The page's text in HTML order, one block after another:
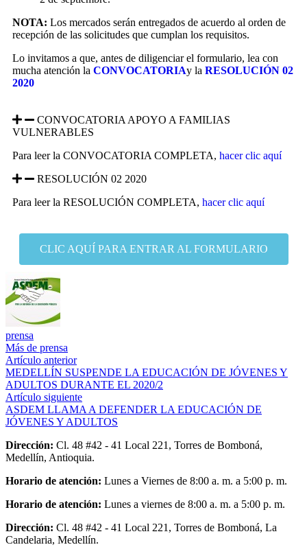
NOTA: Los mercados serán entregados de acuerdo al orden de
recepción de las solicitudes que cumplan los requisitos.
Lo invitamos a que, antes de diligenciar el formulario, lea con
mucha atención la CONVOCATORIAy la RESOLUCIÓN 02
2020
CONVOCATORIA APOYO A FAMILIAS
VULNERABLES
Para leer la CONVOCATORIA COMPLETA, hacer clic aquí
RESOLUCIÓN 02 2020
Para leer la RESOLUCIÓN COMPLETA, hacer clic aquí
CLIC AQUÍ PARA ENTRAR AL FORMULARIO
prensa
Más de prensa
Artículo anterior
MEDELLÍN SUSPENDE LA EDUCACIÓN DE JÓVENES Y
ADULTOS DURANTE EL 2020/2​
Artículo siguiente
ASDEM LLAMA A DEFENDER LA EDUCACIÓN DE
JÓVENES Y ADULTOS
Dirección: Cl. 48 #42 - 41 Local 221, Torres de Bomboná,
Medellín, Antioquia.
Horario de atención: Lunes a Viernes de 8:00 a. m. a 5:00 p. m.
Horario de atención: Lunes a viernes de 8:00 a. m. a 5:00 p. m.
Dirección: Cl. 48 #42 - 41 Local 221, Torres de Bomboná, La
Candelaria, Medellín.